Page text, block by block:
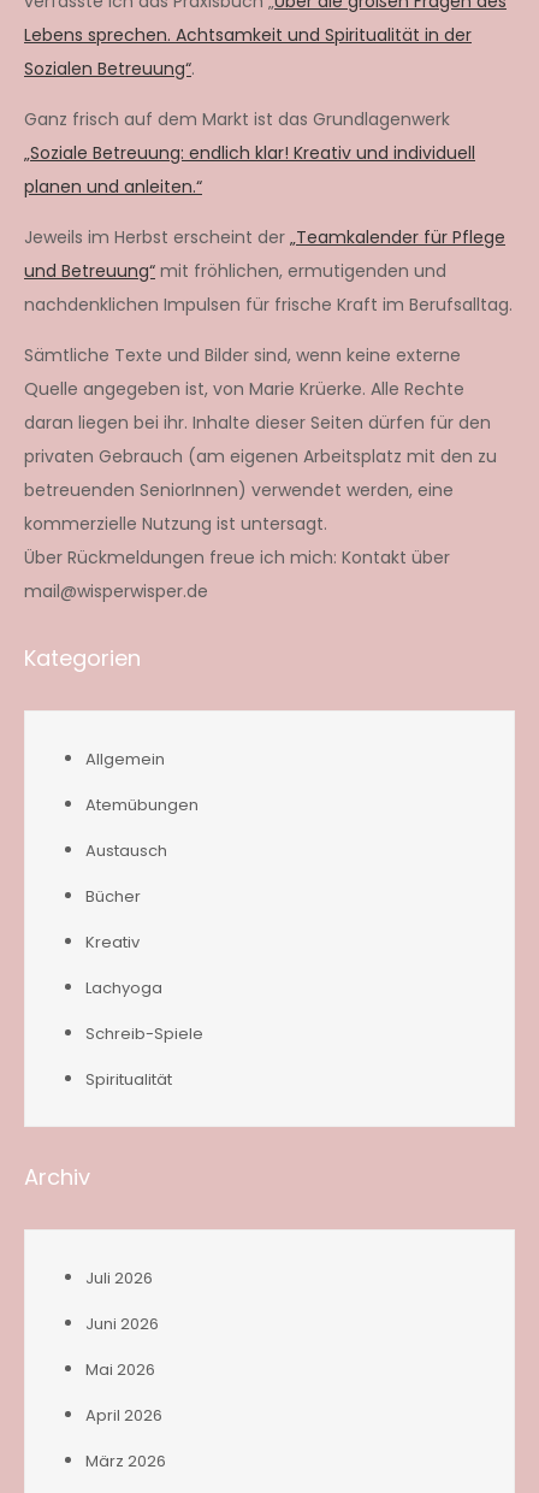
Lebens sprechen. Achtsamkeit und Spiritualität in der
Sozialen Betreuung“.
Ganz frisch auf dem Markt ist das Grundlagenwerk
„Soziale Betreuung: endlich klar! Kreativ und individuell
planen und anleiten.“
Jeweils im Herbst erscheint der „Teamkalender für Pflege
und Betreuung“ mit fröhlichen, ermutigenden und
nachdenklichen Impulsen für frische Kraft im Berufsalltag.
Sämtliche Texte und Bilder sind, wenn keine externe
Quelle angegeben ist, von Marie Krüerke. Alle Rechte
daran liegen bei ihr. Inhalte dieser Seiten dürfen für den
privaten Gebrauch (am eigenen Arbeitsplatz mit den zu
betreuenden SeniorInnen) verwendet werden, eine
kommerzielle Nutzung ist untersagt.
Über Rückmeldungen freue ich mich: Kontakt über
mail@wisperwisper.de
Kategorien
Allgemein
Atemübungen
Austausch
Bücher
Kreativ
Lachyoga
Schreib-Spiele
Spiritualität
Archiv
Juli 2026
Juni 2026
Mai 2026
April 2026
März 2026